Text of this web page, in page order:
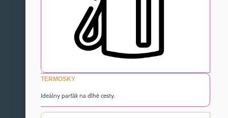
TERMOSKY
Ideálny parťák na dlhé cesty.